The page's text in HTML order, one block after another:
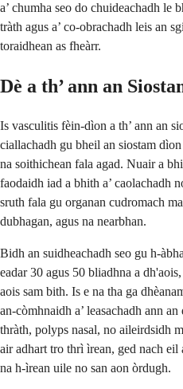
a’ chumha seo do chuideachadh le
tràth agus a’ co-obrachadh leis an
toraidhean as fheàrr.
Dè a th’ ann an
Is vasculitis fèin-dìon a th’ ann an
ciallachadh gu bheil an siostam
na soithichean fala agad. Nuair a
faodaidh iad a bhith a’ caolachadh
sruth fala gu organan cudromach
dubhagan, agus na nearbhan.
Bidh an suidheachadh seo gu h-
eadar 30 agus 50 bliadhna a
aois sam bith. Is e na tha ga
an-còmhnaidh a’ leasachadh ann
thràth, polyps nasal, no aileirdsidh
air adhart tro thrì ìrean, ged nach
na h-ìrean uile no san aon òrdugh.